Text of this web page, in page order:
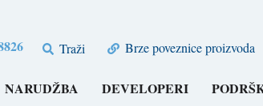
Traži Brze poveznice proizvoda
NARUDŽBA DEVELOPERI